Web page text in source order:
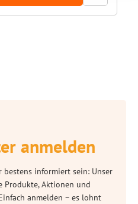
anmelden
bestens informiert sein: Unser
Produkte, Aktionen und
anmelden – es lohnt